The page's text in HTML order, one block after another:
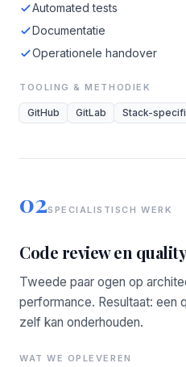
Automated tests
Documentatie
Operationele handover
TOOLING & METHODIEK
GitHub GitLab Stack-
02SPECIALISTISCH WERK
Code review en
Tweede paar ogen op
performance. Resultaat: een
zelf kan onderhouden.
WAT WE OPLEVEREN